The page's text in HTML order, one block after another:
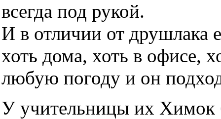
всегда под рукой.
И в отличии от друшлака
хоть дома, хоть в офисе,
любую погоду и он
У учительницы их Химок